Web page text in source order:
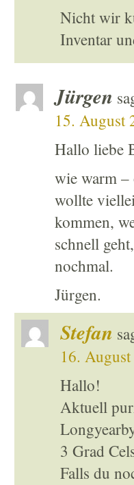
Nicht wir
Inventar
Jürgen
15. August
Hallo liebe
wie warm
wollte
kommen,
schnell
nochmal.
Jürgen.
Stefan
16.
Hallo!
Aktuell
3 Grad
Falls du